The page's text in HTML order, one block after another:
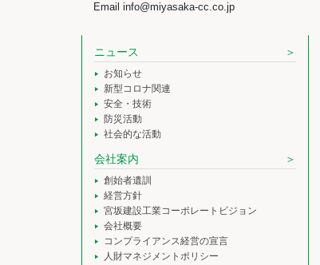
Email info@miyasaka-cc.co.jp
ニュース
お知らせ
新型コロナ関連
安全・技術
防災活動
社会的な活動
会社案内
創始者遺訓
経営方針
宮坂建設工業コーポレートビジョン
会社概要
コンプライアンス経営の宣言
人財マネジメントポリシー